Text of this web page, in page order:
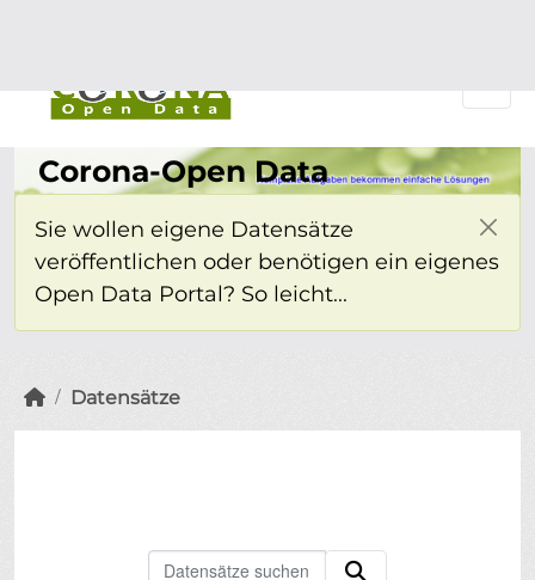
Corona-Open Data
Sie wollen eigene Datensätze
veröffentlichen oder benötigen ein eigenes
Open Data Portal? So leicht...
Datensätze